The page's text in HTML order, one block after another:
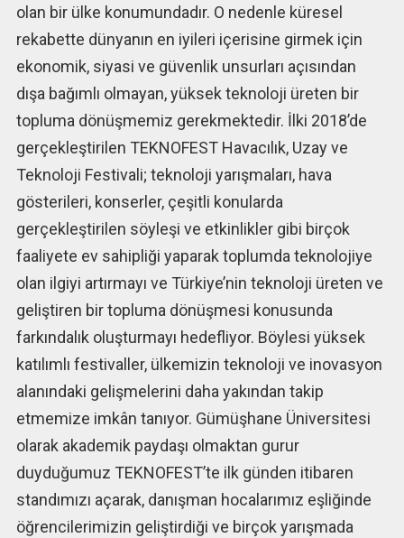
olan bir ülke konumundadır. O nedenle küresel
rekabette dünyanın en iyileri içerisine girmek için
ekonomik, siyasi ve güvenlik unsurları açısından
dışa bağımlı olmayan, yüksek teknoloji üreten bir
topluma dönüşmemiz gerekmektedir. İlki 2018’de
gerçekleştirilen TEKNOFEST Havacılık, Uzay ve
Teknoloji Festivali; teknoloji yarışmaları, hava
gösterileri, konserler, çeşitli konularda
gerçekleştirilen söyleşi ve etkinlikler gibi birçok
faaliyete ev sahipliği yaparak toplumda teknolojiye
olan ilgiyi artırmayı ve Türkiye’nin teknoloji üreten ve
geliştiren bir topluma dönüşmesi konusunda
farkındalık oluşturmayı hedefliyor. Böylesi yüksek
katılımlı festivaller, ülkemizin teknoloji ve inovasyon
alanındaki gelişmelerini daha yakından takip
etmemize imkân tanıyor. Gümüşhane Üniversitesi
olarak akademik paydaşı olmaktan gurur
duyduğumuz TEKNOFEST’te ilk günden itibaren
standımızı açarak, danışman hocalarımız eşliğinde
öğrencilerimizin geliştirdiği ve birçok yarışmada